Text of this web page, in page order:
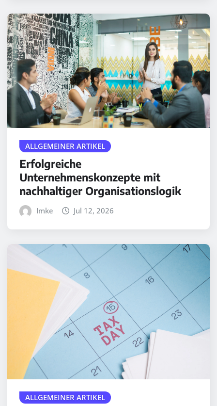
ALLGEMEINER ARTIKEL
Erfolgreiche
Unternehmenskonzepte mit
nachhaltiger Organisationslogik
Imke Jul 12, 2026
ALLGEMEINER ARTIKEL